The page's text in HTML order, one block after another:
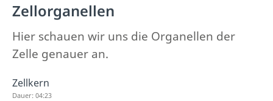
Zellorganellen
Hier schauen wir uns die Organellen der
Zelle genauer an.
Zellkern
Dauer: 04:23